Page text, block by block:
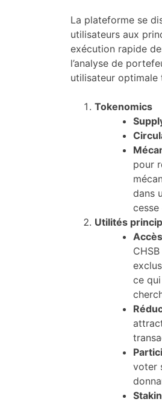
La plateforme se
utilisateurs aux
exécution rapide
l’analyse de
utilisateur optimale
Tokenomics
pour
dans
cesse
Utilités
ce
voter